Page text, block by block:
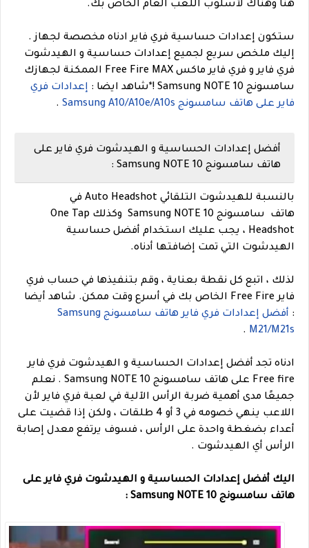
هنا وهناك لأسلوب اللعب العام الخاص بك.
ستكون إعدادات حساسية فري فاير ادناه مخصصة لجهاز .
إليك ملخص سريع لجميع إعدادات حساسية و الهيدشوت
فري فاير و فري فاير ماكس Free Fire MAX الممكنة لجهازك
سامسونج Samsung NOTE 10 !
*شاهد ايضا : إعدادات فري
فاير على هاتف سامسونج Samsung A10/A10e/A10s
.
أفضل إعدادات الحساسية و الهيدشوت فري فاير على
هاتف سامسونج Samsung NOTE 10 :
بالنسبة للهيدشوت التلقائي Auto Headshot في
هاتف سامسونج Samsung NOTE 10 وكذلك One Tap
Headshot ، يجب عليك استخدام أفضل حساسية
الهيدشوت التي تمت إضافتها أدناه.
لذلك ، اتبع كل نقطة بعناية ، وقم بتنفيذها في حساب فري
فاير Free Fire الخاص بك في أسرع وقت ممكن.
شاهد أيضا
:
أفضل إعدادات فري فاير هاتف سامسونج Samsung
M21/M21s
.
ادناه تجد أفضل إعدادات الحساسية و الهيدشوت فري فاير
Free fire على هاتف سامسونج Samsung NOTE 10 . نعلم
جميعًا مدى أهمية ضربة الرأس الآلية في لعبة فري فاير لأن
اللاعب ينهي خصومه في 3 أو 4 طلقات ، ولكن إذا قضيت على
أعداء بضغطة واحدة على الرأس ، فسوف يرتفع معدل إصابة
الرأس أي الهيدشوت .
اليك أفضل إعدادات الحساسية و الهيدشوت فري فاير على
هاتف سامسونج Samsung NOTE 10 :